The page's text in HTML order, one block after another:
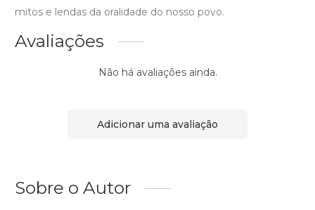
mitos e lendas da oralidade do nosso povo.
Avaliações
Não há avaliações ainda.
Adicionar uma avaliação
Sobre o Autor